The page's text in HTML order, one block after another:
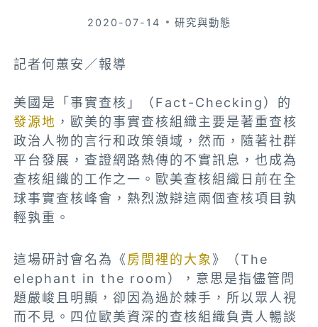
2020-07-14 研究與動態
記者何蕙安／報導
美國是「事實查核」（Fact-Checking）的
發源地 ，歐美的事實查核組織主要是著重查核
政治人物的言行和政策領域，然而，隨著社群
平台發展，查證網路熱傳的不實訊息，也成為
查核組織的工作之一。歐美查核組織日前在全
球事實查核峰會，熱烈激辯這兩個查核項目孰
輕孰重。
這場研討會名為《房間裡的大象》（The
elephant in the room），意思是指儘管問
題嚴峻且明顯，卻因為過於棘手，所以眾人視
而不見。四位歐美資深的查核組織負責人暢談